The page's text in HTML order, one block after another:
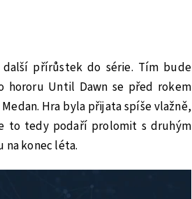
přírůstek do série. Tím bude
hororu Until Dawn se před rokem
Hra byla přijata spíše vlažně,
to tedy podaří prolomit s druhým
na konec léta.